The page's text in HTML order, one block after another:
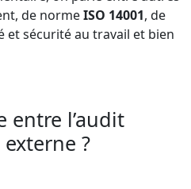
de normeISO 14001, de
et sécurité au travail et bien
entre l’audit
?